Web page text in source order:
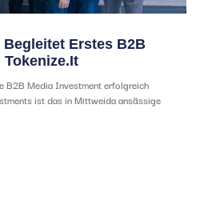
Erstes B2B
Tokenize.it
B2B Media Investment erfolgreich
ist das in Mittweida ansässige